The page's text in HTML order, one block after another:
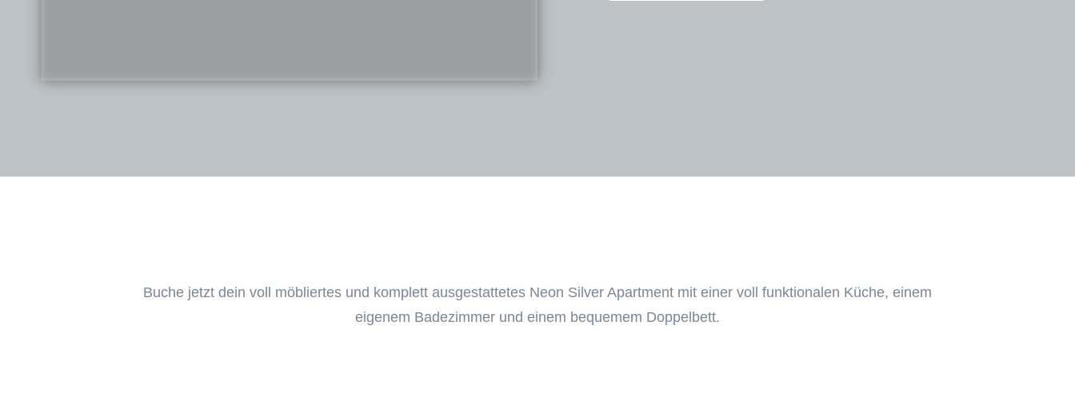
Buche jetzt dein voll möbliertes und komplett ausgestattetes Neon Silver Apartment mit einer voll funktionalen Küche, einem
eigenem Badezimmer und einem bequemem Doppelbett.